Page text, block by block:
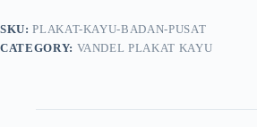
SKU:PLAKAT-KAYU-BADAN-PUSAT
CATEGORY: VANDEL PLAKAT KAYU